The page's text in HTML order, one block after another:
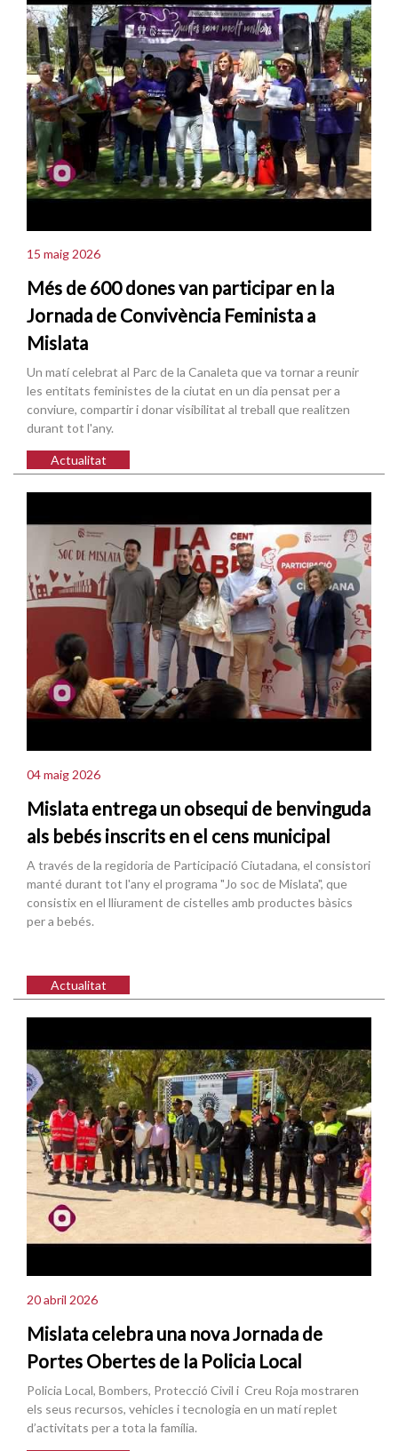
15 maig 2026
Més de 600 dones van participar en la
Jornada de Convivència Feminista a
Mislata
Un matí celebrat al Parc de la Canaleta que va tornar a reunir
les entitats feministes de la ciutat en un dia pensat per a
conviure, compartir i donar visibilitat al treball que realitzen
durant tot l'any.
Actualitat
04 maig 2026
Mislata entrega un obsequi de benvinguda
als bebés inscrits en el cens municipal
A través de la regidoria de Participació Ciutadana, el consistori
manté durant tot l'any el programa "Jo soc de Mislata", que
consistix en el lliurament de cistelles amb productes bàsics
per a bebés.
Actualitat
20 abril 2026
Mislata celebra una nova Jornada de
Portes Obertes de la Policia Local
Policia Local, Bombers, Protecció Civil i Creu Roja mostraren
els seus recursos, vehicles i tecnologia en un matí replet
d’activitats per a tota la família.